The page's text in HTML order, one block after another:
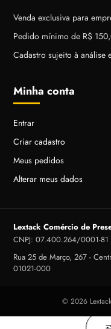
Venda exclusiva para
Pedido mínimo de R$
Cadastro sujeito à análise
Minha conta
Entrar
Criar cadastro
Meus pedidos
Alterar meus dados
Lextack Comércio de
CNPJ: 07.400.264/0001-81
Rua 25 de Março, 267 -
01021-000
© 2026